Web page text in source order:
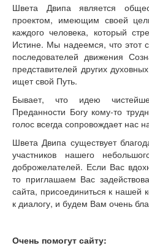
Швета Двипа является
проектом, имеющим своей
каждого человека, который
Истине. Мы надеемся, что этот
последователей движения
представителей других
ищет свой Путь.
Бывает, что идею
Преданности Богу кому-то
голос всегда сопровождает нас
Швета Двипа существует
участников нашего
доброжелателей. Если Вас
то приглашаем Вас
сайта, присоединиться к нашей
к диалогу, и будем Вам очень
Очень помогут сайту: